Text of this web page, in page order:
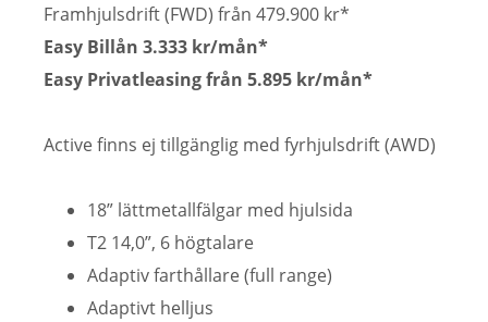
Framhjulsdrift (FWD) från 479.900 kr*
Easy Billån 3.333 kr/mån*
Easy Privatleasing från 5.895 kr/mån*
Active finns ej tillgänglig med fyrhjulsdrift (AWD)
18” lättmetallfälgar med hjulsida
T2 14,0”, 6 högtalare
Adaptiv farthållare (full range)
Adaptivt helljus